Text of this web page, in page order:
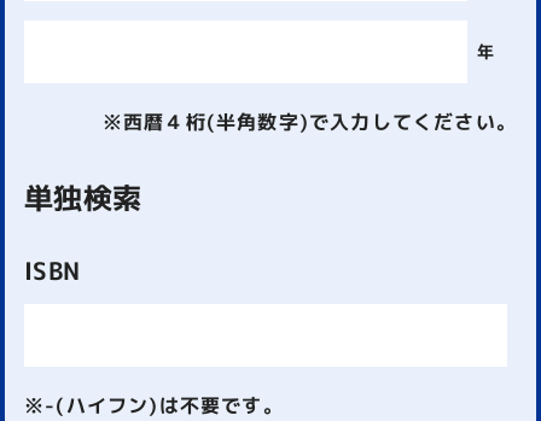
年
※西暦４桁(半角数字)で入力してください。
単独検索
ISBN
※-(ハイフン)は不要です。